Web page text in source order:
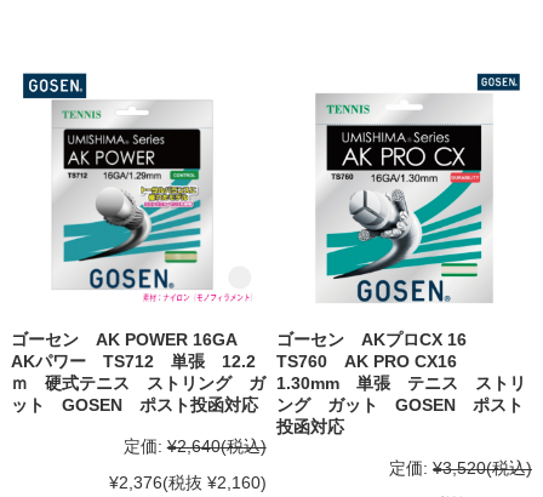
ゴーセン AK POWER 16GA
AKパワー TS712 単張 12.2
ｍ 硬式テニス ストリング ガ
ット GOSEN ポスト投函対応
定価: ¥2,640(税込)
¥2,376(税抜 ¥2,160)
ゴーセン AKプロCX 16
TS760 AK PRO CX16
1.30mm 単張 テニス ストリ
ング ガット GOSEN ポスト
投函対応
定価: ¥3,520(税込)